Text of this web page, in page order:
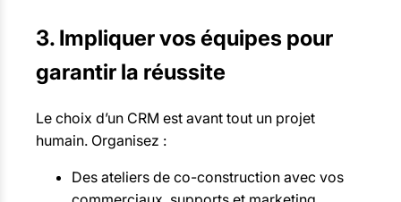
3. Impliquer vos équipes pour
garantir la réussite
Le choix d’un CRM est avant tout un projet
humain. Organisez :
Des ateliers de co-construction avec vos